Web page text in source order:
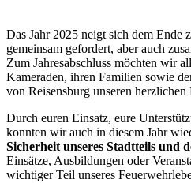
Das Jahr 2025 neigt sich dem Ende
gemeinsam gefordert, aber auch
Zum Jahresabschluss möchten wir
Kameraden, ihren Familien sowie
von Reisensburg unseren herzlichen
Durch euren Einsatz, eure
konnten wir auch in diesem Jahr
Sicherheit unseres Stadtteils und
Einsätze, Ausbildungen oder
wichtiger Teil unseres